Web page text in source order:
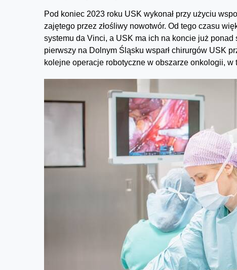
Pod koniec 2023 roku USK wykonał przy użyciu
zajętego przez złośliwy nowotwór. Od tego czasu
systemu da Vinci, a USK ma ich na koncie już
pierwszy na Dolnym Śląsku wsparł chirurgów USK
kolejne operacje robotyczne w obszarze onkologii, w